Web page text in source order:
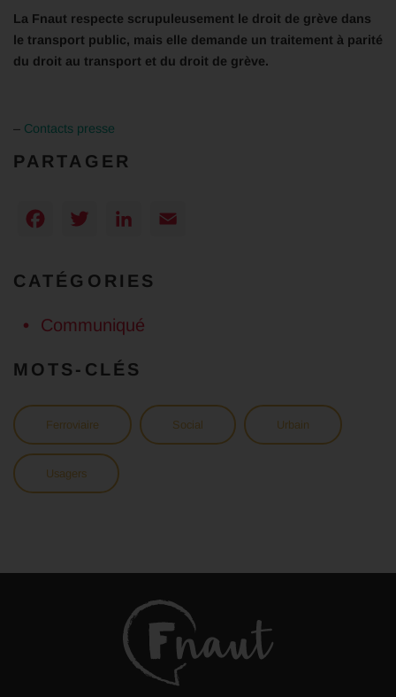
La Fnaut respecte scrupuleusement le droit de grève dans
le transport public, mais elle demande un traitement à parité
du droit au transport et du droit de grève.
– Contacts presse
PARTAGER
Facebook
TwitterLinkedIn
CATÉGORIES
Communiqué
MOTS-CLÉS
Ferroviaire Social Urbain
Usagers